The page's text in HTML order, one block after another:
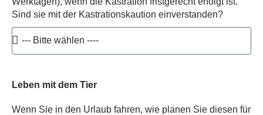
Sind sie mit der Kastrationskaution einverstanden?
Leben mit dem Tier
Wenn Sie in den Urlaub fahren, wie planen Sie diesen für